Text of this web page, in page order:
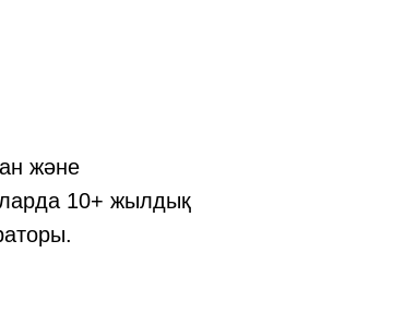
және
10+ жылдық